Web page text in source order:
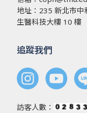
地址： 235 新北市中
生醫科技大樓 10 樓
追蹤我們
訪客人數：